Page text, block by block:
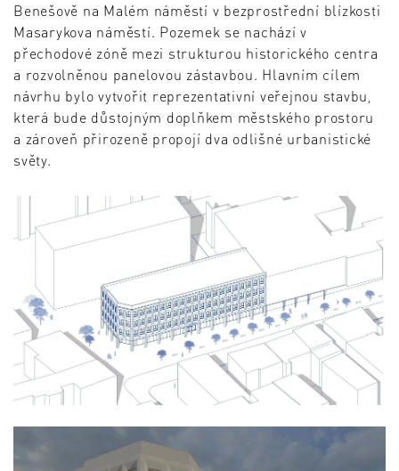
Benešově na Malém náměstí v bezprostřední blízkosti
Masarykova náměstí. Pozemek se nachází v
přechodové zóně mezi strukturou historického centra
a rozvolněnou panelovou zástavbou. Hlavním cílem
návrhu bylo vytvořit reprezentativní veřejnou stavbu,
která bude důstojným doplňkem městského prostoru
a zároveň přirozeně propojí dva odlišné urbanistické
světy.